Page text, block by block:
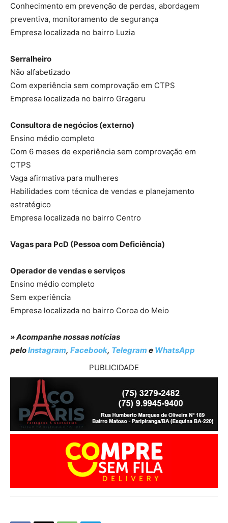
Conhecimento em prevenção de perdas, abordagem
preventiva, monitoramento de segurança
Empresa localizada no bairro Luzia
Serralheiro
Não alfabetizado
Com experiência sem comprovação em CTPS
Empresa localizada no bairro Grageru
Consultora de negócios (externo)
Ensino médio completo
Com 6 meses de experiência sem comprovação em
CTPS
Vaga afirmativa para mulheres
Habilidades com técnica de vendas e planejamento
estratégico
Empresa localizada no bairro Centro
Vagas para PcD (Pessoa com Deficiência)
Operador de vendas e serviços
Ensino médio completo
Sem experiência
Empresa localizada no bairro Coroa do Meio
» Acompanhe nossas notícias
peloInstagram, Facebook, Telegram e WhatsApp
PUBLICIDADE